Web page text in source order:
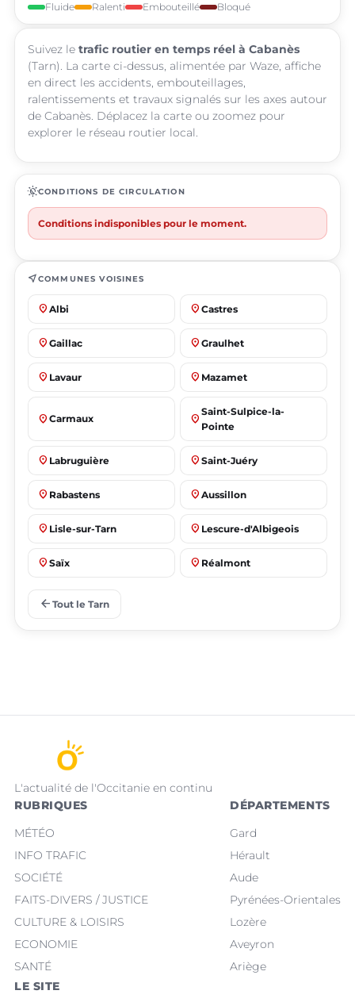
Fluide Ralenti Embouteillé Bloqué
Suivez le trafic routier en temps réel à Cabanès
(Tarn). La carte ci-dessus, alimentée par Waze, affiche
en direct les accidents, embouteillages,
ralentissements et travaux signalés sur les axes autour
de Cabanès. Déplacez la carte ou zoomez pour
explorer le réseau routier local.
routineCONDITIONS DE CIRCULATION
Conditions indisponibles pour le moment.
near_meCOMMUNES VOISINES
place Albi place Castres
place Gaillac place Graulhet
place Lavaur place Mazamet
place Carmaux place
Saint-Sulpice-la-
Pointe
place Labruguière place Saint-Juéry
place Rabastens place Aussillon
place Lisle-sur-Tarn place Lescure-d'Albigeois
place Saïx place Réalmont
place
arrow_back Tout le Tarn
L'actualité de l'Occitanie en continu
RUBRIQUES
MÉTÉO
INFO TRAFIC
SOCIÉTÉ
FAITS-DIVERS / JUSTICE
CULTURE & LOISIRS
ECONOMIE
SANTÉ
DÉPARTEMENTS
Gard
Hérault
Aude
Pyrénées-Orientales
Lozère
Aveyron
Ariège
LE SITE